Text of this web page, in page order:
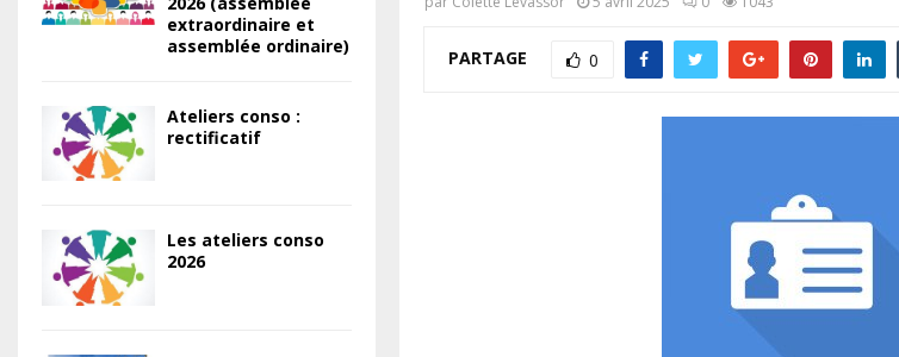
PARTAGE 0
extraordinaire et
assemblée ordinaire)
Ateliers conso :
rectificatif
Les ateliers conso
2026